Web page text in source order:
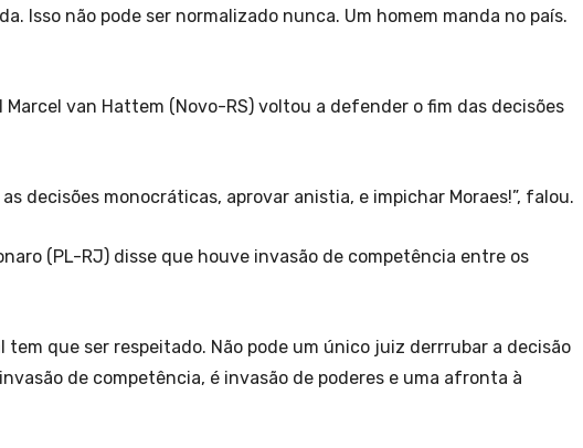
Isso não pode ser normalizado nunca. Um homem manda no país.
van Hattem (Novo-RS) voltou a defender o fim das decisões
as decisões monocráticas, aprovar anistia, e impichar Moraes!”, falou.
(PL-RJ) disse que houve invasão de competência entre os
tem que ser respeitado. Não pode um único juiz derrrubar a decisão
de competência, é invasão de poderes e uma afronta à